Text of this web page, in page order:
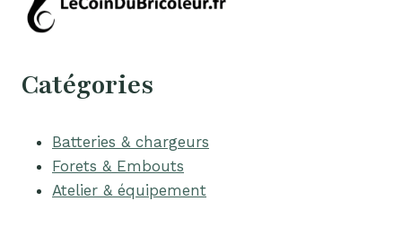
Catégories
Batteries & chargeurs
Forets & Embouts
Atelier & équipement